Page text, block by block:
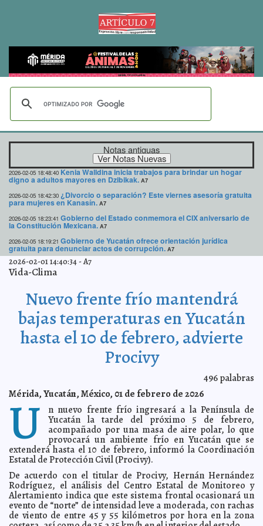
Notas antiguas
2026-02-05 18:48:40 Kenia Walldina inicia trabajos para brindar un hogar
digno a adultos mayores en Dzibikak. A7
2026-02-05 18:42:30 ¿Divorcio o separación? Este viernes asesoría gratuita
para mujeres en Kanasín. A7
2026-02-05 18:23:41 Gobierno del Estado conmemora el CIX aniversario de
la Constitución Mexicana. A7
2026-02-05 18:19:21 Gobierno de Yucatán ofrece orientación jurídica
gratuita para denunciar actos de corrupción. A7
2026-02-05 18:15:11 Gobernador Joaquín Díaz Mena acompaña a la
Presidenta Claudia Sheinbaum en el 109 Aniversario de la
Constitución.
2026-02-05 18:09:58 Los reyes caninos humanizan el carnaval de Mérida
2026. A7
2026-02-05 17:57:50 Cecilia Patrón entrega lentes gratuitos a 513 personas
en El Roble Agrícola. A7
2026-02-04 17:58:56 Arrancamos con el primer Bio-Corredor Verde en la
historia de Mérida; Cecilia Patrón.
En Kanasín, se prioriza la salud mental con pláticas de
“Del lado de la gente”: PAN Yucatán arranca periodo
con agenda legislativa enfocada en salud, seguridad y economía
familiar. A7
2026-02-04 17:44:19 La bancada del pueblo celebra el apoyo y acceso a la
vivienda y destaca la transformación del estado. A7
2026-02-04 17:38:54 Persistirán las bajas temperaturas en Yucatán: Procivy.
A7
2026-02-04 17:35:53 Gobernador Joaquín Díaz Mena inicia entrega del
programa Respeto la Veda 2026. A7
2026-02-04 17:31:04 Fortalecen prevención de la violencia de género en
Umán y Hunucmá. A7
2026-02-04 17:26:11 DIF Yucatán acompaña a pacientes con cáncer con
apoyos que fortalecen a las familias. A7
2026-02-01 14:40:34-A7
Vida-Clima
Nuevo frente frío mantendrá
bajas temperaturas en Yucatán
hasta el 10 de febrero, advierte
Procivy
496palabras
Mérida, Yucatán, México, 01 de febrero de 2026
U n nuevo frente frío ingresará a la Península de
Yucatán la tarde del próximo 5 de febrero,
acompañado por una masa de aire polar, lo que
provocará un ambiente frío en Yucatán que se
extenderá hasta el 10 de febrero, informó la Coordinación
Estatal de Protección Civil (Procivy).
De acuerdo con el titular de Procivy, Hernán Hernández
Rodríguez, el análisis del Centro Estatal de Monitoreo y
Alertamiento indica que este sistema frontal ocasionará un
evento de “norte” de intensidad leve a moderada, con rachas
de viento de entre 45 y 55 kilómetros por hora en la zona